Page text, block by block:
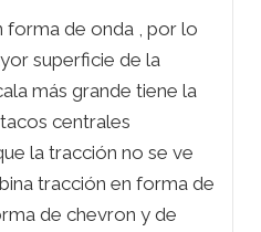
forma de onda , por lo
superficie de la
más grande tiene la
centrales
la tracción no se ve
tracción en forma de
de chevron y de